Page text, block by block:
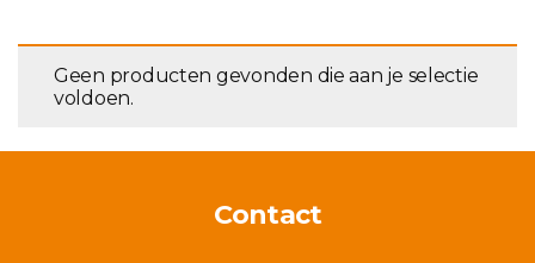
Geen producten gevonden die aan je selectie
voldoen.
Contact